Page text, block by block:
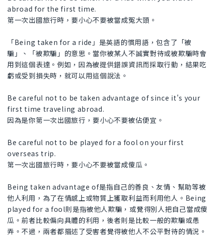
abroad for the first time.
第一次出國旅行時，要小心不要被當成冤大頭。
「Being taken for a ride」是英語的慣用語，包含了「被
騙」、「被欺騙」的意思。當你被某人不誠實對待或被欺騙時會
用到這個表達。例如，因為被提供錯誤資訊而採取行動，結果吃
虧或受到損失時，就可以用這個說法。
Be careful not to be taken advantage of since it's your
first time traveling abroad.
因為是你第一次出國旅行，要小心不要被佔便宜。
Be careful not to be played for a fool on your first
overseas trip.
第一次出國旅行時，要小心不要被當成傻瓜。
Being taken advantage of是指自己的善良、友情、幫助等被
他人利用，為了在情感上或物質上獲取利益而利用他人。Being
played for a fool則是指被他人欺騙，或覺得別人把自己當成傻
瓜。前者比較偏向具體的利用，後者則是比較一般的欺騙或愚
弄。不過，兩者都描述了受害者覺得被他人不公平對待的情況。